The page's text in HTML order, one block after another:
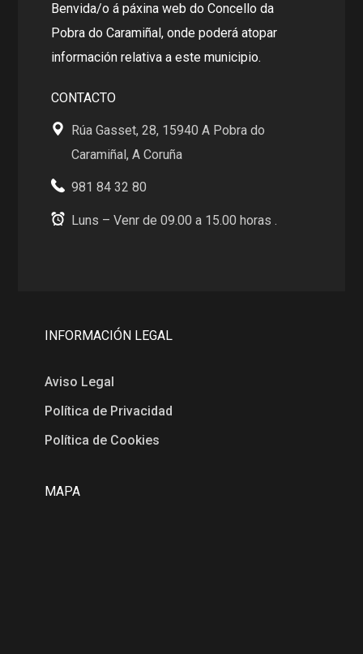
Benvida/o á páxina web do Concello da
Pobra do Caramiñal, onde poderá atopar
información relativa a este municipio.
CONTACTO
Rúa Gasset, 28, 15940 A Pobra do
Caramiñal, A Coruña
981 84 32 80
Luns – Venr de 09.00 a 15.00 horas .
INFORMACIÓN LEGAL
Aviso Legal
Política de Privacidad
Política de Cookies
MAPA